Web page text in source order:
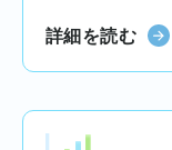
詳細を読む